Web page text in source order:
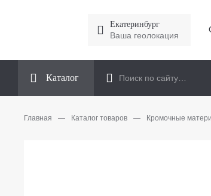
Екатеринбург
Ваша геолокация
Каталог
Главная — Каталог товаров — Кромочные